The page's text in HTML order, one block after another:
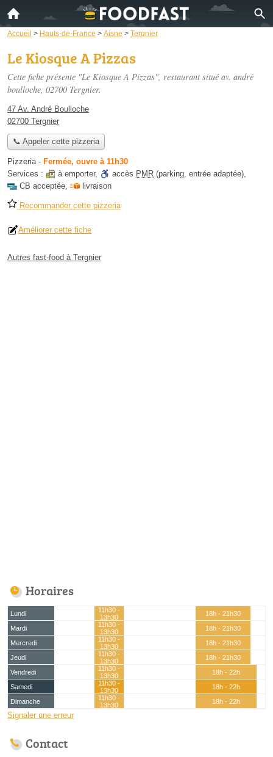
Accueil > Hauts-de-France > Aisne > Tergnier
Le Kiosque A Pizzas
Cette fiche présente "Le Kiosque A Pizzas", restaurant situé av. andré
boulloche, 02700 Tergnier.
47 Av. André Boulloche
02700 Tergnier
📞 Appeler cette pizzeria
Pizzeria- Fermée, ouvre à 11h30
Services :
à emporter, accès PMR (parking, entrée adaptée),
CB acceptée, livraison
Recommander cette pizzeria
Améliorer cette fiche
Autres fast-food à Tergnier
Horaires
Lundi
11h30 -
13h30
18h - 21h30
Mardi
11h30 -
13h30
18h - 21h30
Mercredi
11h30 -
13h30
18h - 21h30
Jeudi
11h30 -
13h30
18h - 21h30
Vendredi
11h30 -
13h30
18h - 22h
Samedi
11h30 -
13h30
18h - 22h
Dimanche
11h30 -
13h30
18h - 22h
Signaler une erreur
Contact